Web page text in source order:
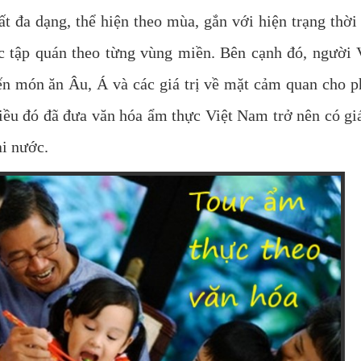
đa dạng, thể hiện theo mùa, gắn với hiện trạng
quán theo từng vùng miền. Bên cạnh đó, người
món ăn Âu, Á và các giá trị về mặt cảm quan cho
đó đã đưa văn hóa ẩm thực Việt Nam trở nên có
nước.